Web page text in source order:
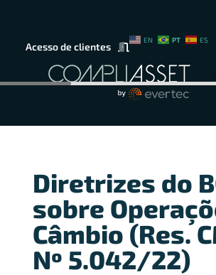
Acesso de clientes
EN PT ES
Diretrizes do
sobre
Câmbio (Res.
Nº 5.042/22)